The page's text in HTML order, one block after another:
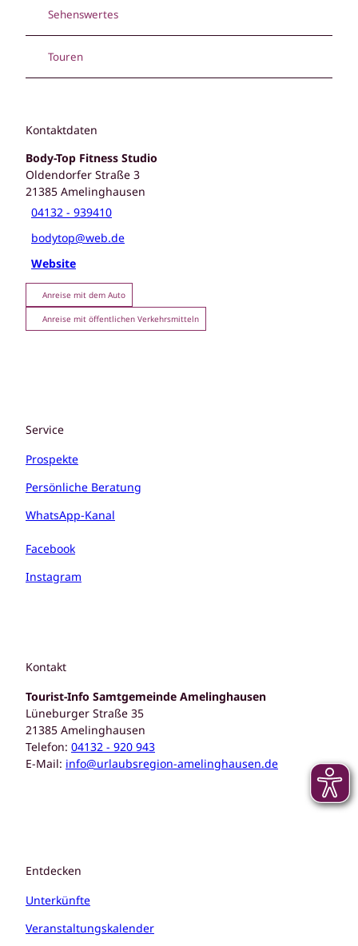
Sehenswertes
Touren
Kontaktdaten
Body-Top Fitness Studio
Oldendorfer Straße 3
21385 Amelinghausen
04132 - 939410
bodytop@web.de
Website
Anreise mit dem Auto
Anreise mit öffentlichen Verkehrsmitteln
Service
Prospekte
Persönliche Beratung
WhatsApp-Kanal
Facebook
Instagram
Kontakt
Tourist-Info Samtgemeinde Amelinghausen
Lüneburger Straße 35
21385 Amelinghausen
Telefon: 04132 - 920 943
E-Mail: info@urlaubsregion-amelinghausen.de
Entdecken
Unterkünfte
Veranstaltungskalender